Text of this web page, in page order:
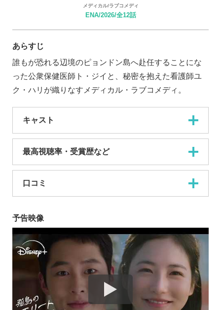
メディカル/ラブコメディ
ENA/2026/全12話
あらすじ
誰もが恐れる辺境のピョンドン島へ赴任することにな
った公衆保健医師ト・ジイと、秘密を抱えた看護師ユ
ク・ハリが織りなすメディカル・ラブコメディ。
キャスト
最高視聴率・受賞歴など
口コミ
予告映像